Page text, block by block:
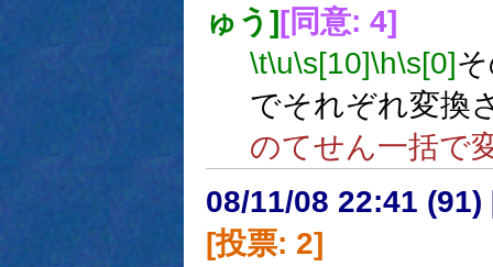
ゅう][同意: 4]
\t\u\s[10]\h\s[0]
でそれぞれ変換
のてせん一括で
08/11/08 22:41 (91)
[投票: 2]